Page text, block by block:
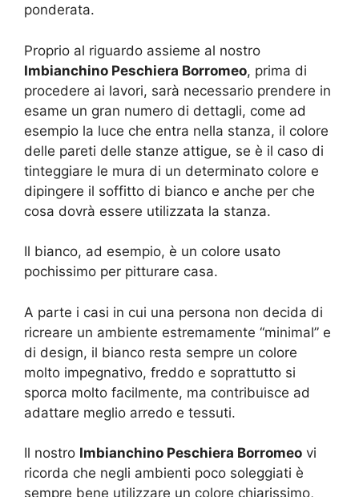
ponderata.
Proprio al riguardo assieme al nostro
Imbianchino Peschiera Borromeo, prima di
procedere ai lavori, sarà necessario prendere in
esame un gran numero di dettagli, come ad
esempio la luce che entra nella stanza, il colore
delle pareti delle stanze attigue, se è il caso di
tinteggiare le mura di un determinato colore e
dipingere il soffitto di bianco e anche per che
cosa dovrà essere utilizzata la stanza.
Il bianco, ad esempio, è un colore usato
pochissimo per pitturare casa.
A parte i casi in cui una persona non decida di
ricreare un ambiente estremamente “minimal” e
di design, il bianco resta sempre un colore
molto impegnativo, freddo e soprattutto si
sporca molto facilmente, ma contribuisce ad
adattare meglio arredo e tessuti.
Il nostro Imbianchino Peschiera Borromeo vi
ricorda che negli ambienti poco soleggiati è
sempre bene utilizzare un colore chiarissimo,